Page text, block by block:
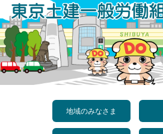
ン
テ
ン
ツ
地域のみなさま